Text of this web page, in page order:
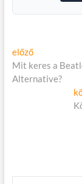
Bejegyzés
navigáció
előzőElőző
cikk:
Mit keres a
Alternative?